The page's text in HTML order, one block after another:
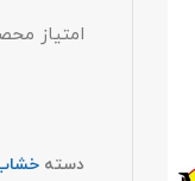
امتیاز
دسته